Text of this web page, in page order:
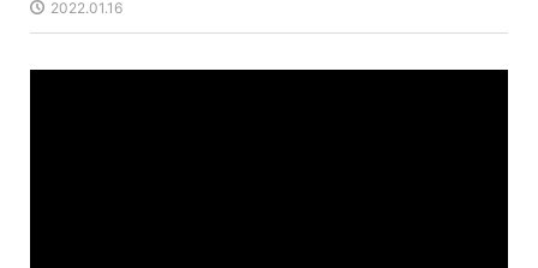
2022.01.16